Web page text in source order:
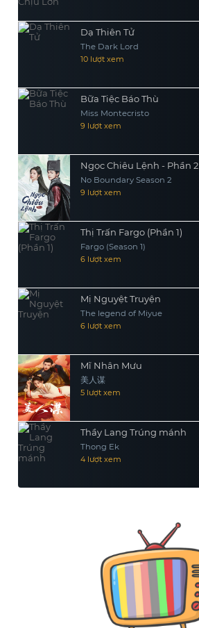
Dạ Thiên Tử
The Dark Lord
10 lượt xem
Bữa Tiệc Báo Thù
Miss Montecristo
9 lượt xem
Ngọc Chiêu Lệnh - Phần 2
No Boundary Season 2
9 lượt xem
Thị Trấn Fargo (Phần 1)
Fargo (Season 1)
6 lượt xem
Mị Nguyệt Truyện
The legend of Miyue
6 lượt xem
Mĩ Nhân Mưu
美人谋
5 lượt xem
Thầy Lang Trúng mánh
Thong Ek
4 lượt xem